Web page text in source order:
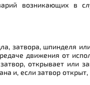
возникающих в
затвора, шпинделя
движения от
открывает или
и, если затвор